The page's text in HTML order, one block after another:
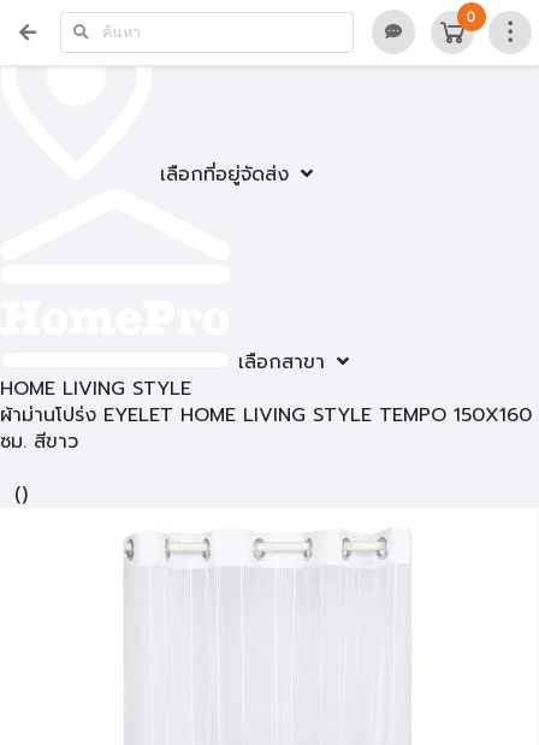
เลือกที่อยู่จัดส่ง
เลือกสาขา
0
HOME LIVING STYLE
ผ้าม่านโปร่ง EYELET HOME LIVING STYLE TEMPO 150X160
ซม. สีขาว
()